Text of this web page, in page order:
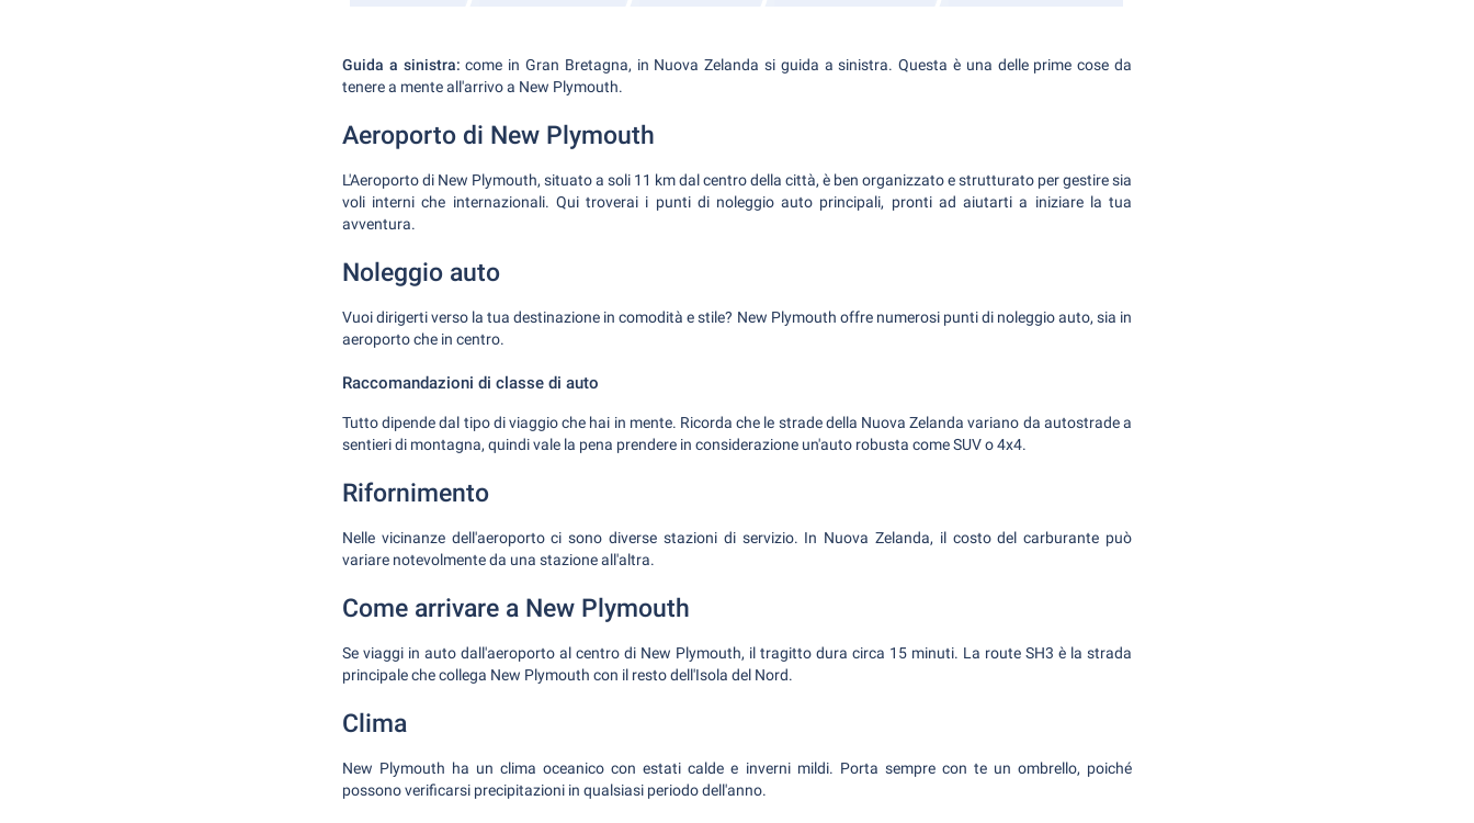
Guida a sinistra: come in Gran Bretagna, in Nuova Zelanda si guida a sinistra. Questa è una delle prime cose da
tenere a mente all'arrivo a New Plymouth.
Aeroporto di New Plymouth
L'Aeroporto di New Plymouth, situato a soli 11 km dal centro della città, è ben organizzato e strutturato per gestire sia
voli interni che internazionali. Qui troverai i punti di noleggio auto principali, pronti ad aiutarti a iniziare la tua
avventura.
Noleggio auto
Vuoi dirigerti verso la tua destinazione in comodità e stile? New Plymouth offre numerosi punti di noleggio auto, sia in
aeroporto che in centro.
Raccomandazioni di classe di auto
Tutto dipende dal tipo di viaggio che hai in mente. Ricorda che le strade della Nuova Zelanda variano da autostrade a
sentieri di montagna, quindi vale la pena prendere in considerazione un'auto robusta come SUV o 4x4.
Rifornimento
Nelle vicinanze dell'aeroporto ci sono diverse stazioni di servizio. In Nuova Zelanda, il costo del carburante può
variare notevolmente da una stazione all'altra.
Come arrivare a New Plymouth
Se viaggi in auto dall'aeroporto al centro di New Plymouth, il tragitto dura circa 15 minuti. La route SH3 è la strada
principale che collega New Plymouth con il resto dell'Isola del Nord.
Clima
New Plymouth ha un clima oceanico con estati calde e inverni mildi. Porta sempre con te un ombrello, poiché
possono verificarsi precipitazioni in qualsiasi periodo dell'anno.